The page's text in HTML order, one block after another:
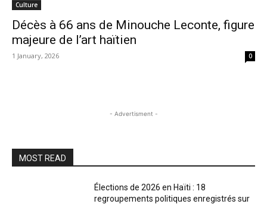
Culture
Décès à 66 ans de Minouche Leconte, figure
majeure de l’art haïtien
1 January, 2026 0
- Advertisment -
MOST READ
Élections de 2026 en Haïti : 18
regroupements politiques enregistrés sur